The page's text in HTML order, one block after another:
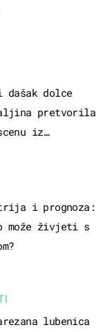
dolce
pretvorila
iz
i prognoza:
može živjeti s
lubenica